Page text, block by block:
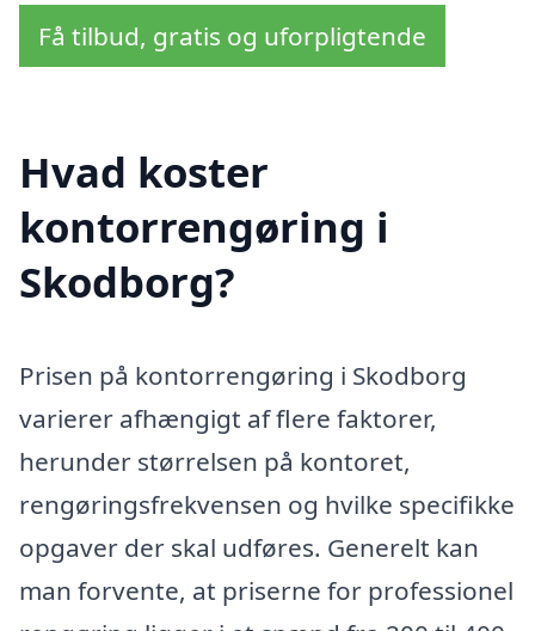
Få tilbud, gratis og uforpligtende
Hvad koster
kontorrengøring i
Skodborg?
Prisen på kontorrengøring i Skodborg
varierer afhængigt af flere faktorer,
herunder størrelsen på kontoret,
rengøringsfrekvensen og hvilke specifikke
opgaver der skal udføres. Generelt kan
man forvente, at priserne for professionel